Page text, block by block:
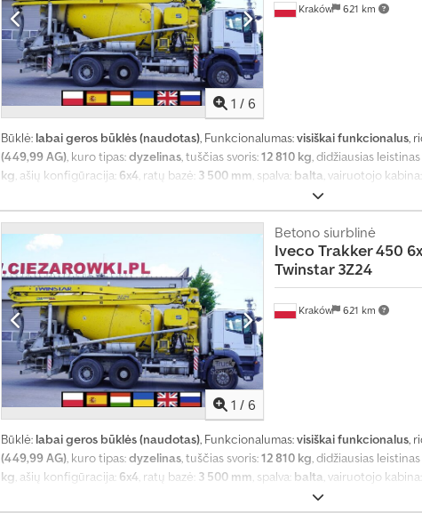
1 / 6
Kraków 621 km
Būklė: labai geros būklės (naudotas), Funkcionalumas:visiškai funkcionalus,
(449,99 AG), kuro tipas:dyzelinas, tuščias svoris:12 810 kg, didžiausias
kg, ašių konfigūracija: 6x4, ratų bazė: 3 500 mm, spalva: balta, vairuotojo kabina:
, Įranga:AdBlue,
kontrolė, oro kondicionavimas,
1 / 6
Kraków 621 km
Betono siurblinė
IvecoTrakker 450
Twinstar 3Z24
Būklė: labai geros būklės (naudotas), Funkcionalumas:visiškai funkcionalus,
(449,99 AG), kuro tipas:dyzelinas, tuščias svoris:12 810 kg, didžiausias
kg, ašių konfigūracija: 6x4, ratų bazė: 3 500 mm, spalva: balta, vairuotojo kabina:
, Įranga:AdBlue,